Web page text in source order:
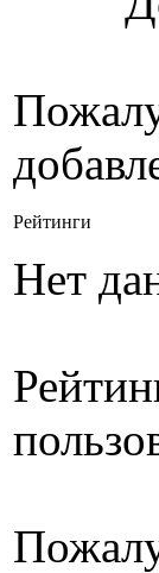
Рейтинги
Нет